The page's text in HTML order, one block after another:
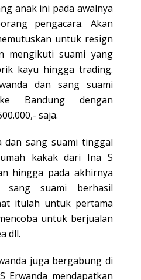
anak ini pada awalnya
pengacara. Akan
untuk resign
mengikuti suami yang
kayu hingga trading.
dan sang suami
Bandung dengan
saja.
dan sang suami tinggal
kakak dari Ina S
hingga pada akhirnya
suami berhasil
itulah untuk pertama
untuk berjualan
dll.
juga bergabung di
Erwanda mendapatkan